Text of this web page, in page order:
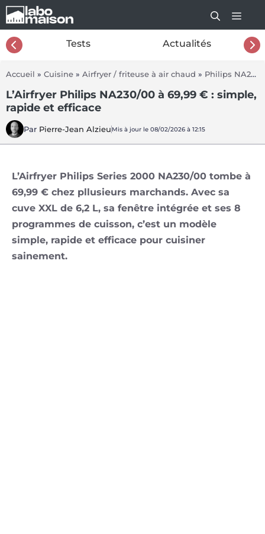
Aller
au
contenu
Tests Actualités
Accueil » Cuisine » Airfryer / friteuse à air chaud » Philips NA230/00 Airfryer series 2000
L’Airfryer Philips NA230/00 à 69,99 € : simple,
rapide et efficace
Par Pierre-Jean Alzieu Mis à jour le 08/02/2026 à 12:15
L’Airfryer Philips Series 2000 NA230/00 tombe à
69,99 € chez pllusieurs marchands. Avec sa
cuve XXL de 6,2 L, sa fenêtre intégrée et ses 8
programmes de cuisson, c’est un modèle
simple, rapide et efficace pour cuisiner
sainement.